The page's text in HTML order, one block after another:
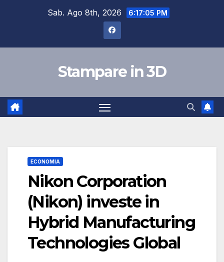
Sab. Ago 8th, 2026 6:17:06 PM
Stampare in 3D
ECONOMIA
Nikon Corporation
(Nikon) investe in
Hybrid Manufacturing
Technologies Global